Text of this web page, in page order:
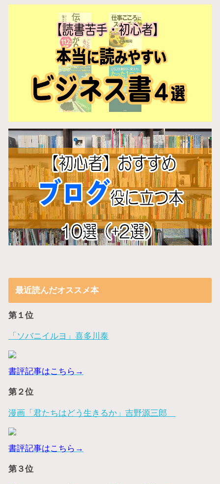
最近読んだオススメ本
第１位
「ソバニイルヨ」喜多川泰
書評記事はこちら→
第２位
漫画「君たちはどう生きるか」吉野源三郎
書評記事はこちら→
第３位